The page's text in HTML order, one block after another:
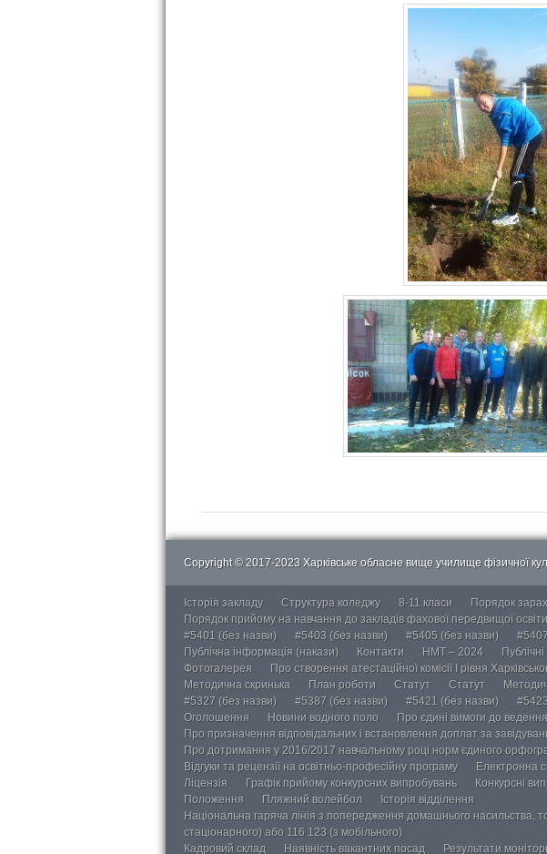
Copyright © 2017-2023 Харківське обласне вище училище фізичної
Історія закладу Структура коледжу 8-11 класи Порядок
Порядок прийому на навчання до закладів фахової передвищої освіти
#5401 (без назви)
#5403 (без назви) #5405 (без назви)
Публічна інформація (накази)
Контакти НМТ – 2024 Публічні
Фотогалерея
Про створення атестаційної комісії І рівня
Методична скринька
План роботи Статут Статут
#5327 (без назви)
#5387 (без назви) #5421 (без назви)
Оголошення
Новини водного поло Про єдині вимоги до
Про призначення відповідальних і встановлення доплат за
Про дотримання у 2016/2017 навчальному році норм єдиного
Відгуки та рецензії на освітньо-професійну програму
Електронна
Ліцензія
Графік прийому конкурсних випробувань Конкурсні
Положення
Пляжний волейбол
Історія відділення
Національна гаряча лінія з попередження домашнього насильства,
стаціонарного) або 116 123 (з мобільного)
Кадровий склад
Наявність вакантних посад Результати